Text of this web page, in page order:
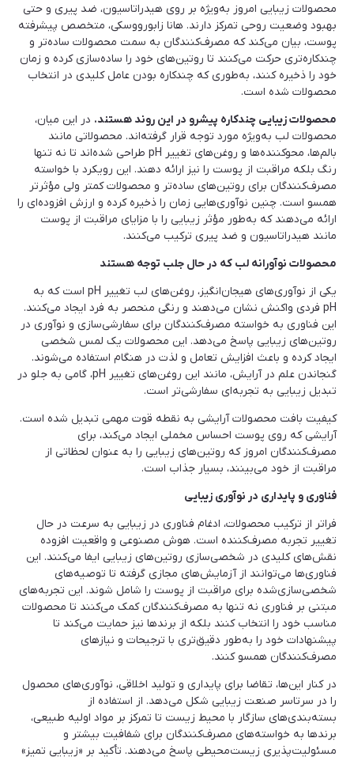
محصولات زیبایی امروز به‌ویژه بر روی هیدراتاسیون، ضد پیری و حتی
بهبود وضعیت روحی تمرکز دارند. هانا زابورووسکی، متخصص پیشرفته
پوست، بیان می‌کند که مصرف‌کنندگان به سمت محصولات ساده‌تر و
چندکاره‌تری حرکت می‌کنند تا روتین‌های خود را ساده‌سازی کرده و زمان
خود را ذخیره کنند، به‌طوری که چندکاره بودن عامل کلیدی در انتخاب
محصولات شده است.
محصولات زیبایی چندکاره پیشرو در این روند هستند. در این میان،
محصولات لب به‌ویژه مورد توجه قرار گرفته‌اند. محصولاتی مانند
بالم‌ها، محوکننده‌ها و روغن‌های تغییر pH طراحی شده‌اند تا نه تنها
رنگ بلکه مراقبت از پوست را نیز ارائه دهند. این رویکرد با خواسته
مصرف‌کنندگان برای روتین‌های ساده‌تر و محصولات کمتر ولی مؤثرتر
همسو است. چنین نوآوری‌هایی زمان را ذخیره کرده و ارزش افزوده‌ای را
ارائه می‌دهند که به‌طور مؤثر زیبایی را با مزایای مراقبت از پوست
مانند هیدراتاسیون و ضد پیری ترکیب می‌کنند.
محصولات نوآورانه لب که در حال جلب توجه هستند
یکی از نوآوری‌های هیجان‌انگیز، روغن‌های لب تغییر pH است که به
pH فردی واکنش نشان می‌دهند و رنگی منحصر به فرد ایجاد می‌کنند.
این فناوری به خواسته مصرف‌کنندگان برای سفارشی‌سازی و نوآوری در
روتین‌های زیبایی پاسخ می‌دهد. این محصولات یک لمس شخصی
ایجاد کرده و باعث افزایش تعامل و لذت در هنگام استفاده می‌شوند.
گنجاندن علم در آرایش، مانند این روغن‌های تغییر pH، گامی به جلو در
تبدیل زیبایی به تجربه‌ای سفارشی‌تر است.
کیفیت بافت محصولات آرایشی به نقطه قوت مهمی تبدیل شده است.
آرایشی که روی پوست احساس مخملی ایجاد می‌کند، برای
مصرف‌کنندگان امروز که روتین‌های زیبایی را به عنوان لحظاتی از
مراقبت از خود می‌بینند، بسیار جذاب است.
فناوری و پایداری در نوآوری زیبایی
فراتر از ترکیب محصولات، ادغام فناوری در زیبایی به سرعت در حال
تغییر تجربه مصرف‌کننده است. هوش مصنوعی و واقعیت افزوده
نقش‌های کلیدی در شخصی‌سازی روتین‌های زیبایی ایفا می‌کنند. این
فناوری‌ها می‌توانند از آزمایش‌های مجازی گرفته تا توصیه‌های
شخصی‌سازی‌شده برای مراقبت از پوست را شامل شوند. این تجربه‌های
مبتنی بر فناوری نه تنها به مصرف‌کنندگان کمک می‌کنند تا محصولات
مناسب خود را انتخاب کنند بلکه از برندها نیز حمایت می‌کند تا
پیشنهادات خود را به‌طور دقیق‌تری با ترجیحات و نیازهای
مصرف‌کنندگان همسو کنند.
در کنار این‌ها، تقاضا برای پایداری و تولید اخلاقی، نوآوری‌های محصول
را در سرتاسر صنعت زیبایی شکل می‌دهد. از استفاده از
بسته‌بندی‌های سازگار با محیط زیست تا تمرکز بر مواد اولیه طبیعی،
برندها به خواسته‌های مصرف‌کنندگان برای شفافیت بیشتر و
مسئولیت‌پذیری زیست‌محیطی پاسخ می‌دهند. تأکید بر «زیبایی تمیز»